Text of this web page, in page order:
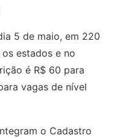
5 de maio, em 220
estados e no
é R$ 60 para
vagas de nível
o Cadastro